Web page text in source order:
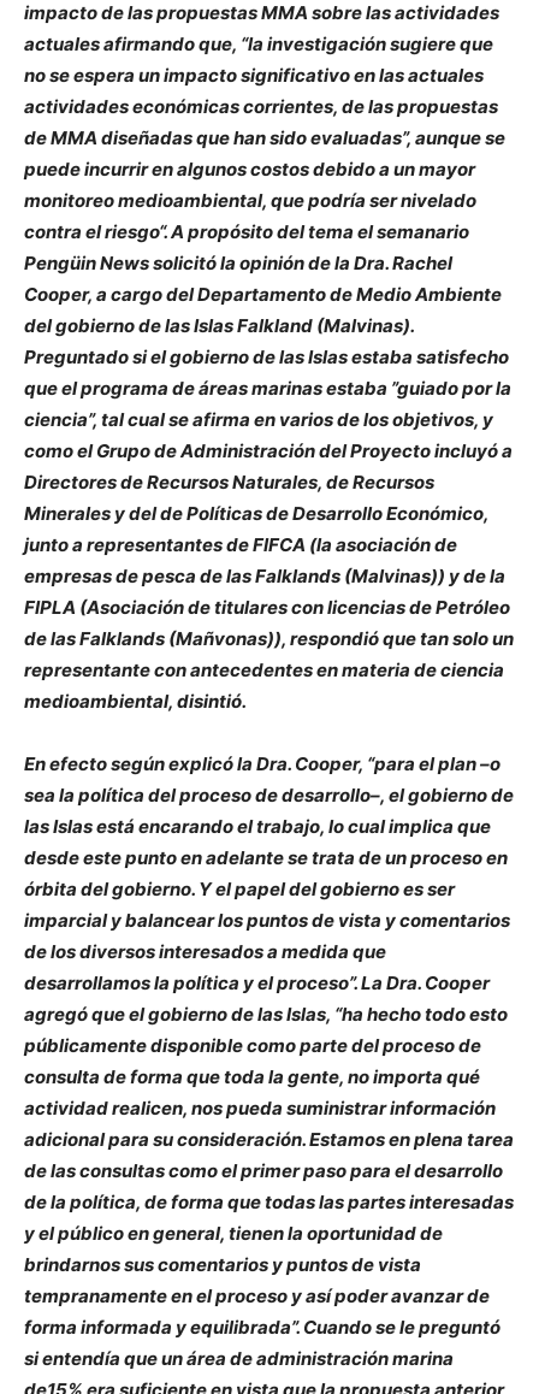
impacto de las propuestas MMA sobre las actividades
actuales afirmando que, “la investigación sugiere que
no se espera un impacto significativo en las actuales
actividades económicas corrientes, de las propuestas
de MMA diseñadas que han sido evaluadas”, aunque se
puede incurrir en algunos costos debido a un mayor
monitoreo medioambiental, que podría ser nivelado
contra el riesgo“. A propósito del tema el semanario
Pengüin News solicitó la opinión de la Dra. Rachel
Cooper, a cargo del Departamento de Medio Ambiente
del gobierno de las Islas Falkland (Malvinas).
Preguntado si el gobierno de las Islas estaba satisfecho
que el programa de áreas marinas estaba ”guiado por la
ciencia”, tal cual se afirma en varios de los objetivos, y
como el Grupo de Administración del Proyecto incluyó a
Directores de Recursos Naturales, de Recursos
Minerales y del de Políticas de Desarrollo Económico,
junto a representantes de FIFCA (la asociación de
empresas de pesca de las Falklands (Malvinas)) y de la
FIPLA (Asociación de titulares con licencias de Petróleo
de las Falklands (Mañvonas)), respondió que tan solo un
representante con antecedentes en materia de ciencia
medioambiental, disintió.
En efecto según explicó la Dra. Cooper, “para el plan –o
sea la política del proceso de desarrollo–, el gobierno de
las Islas está encarando el trabajo, lo cual implica que
desde este punto en adelante se trata de un proceso en
órbita del gobierno. Y el papel del gobierno es ser
imparcial y balancear los puntos de vista y comentarios
de los diversos interesados a medida que
desarrollamos la política y el proceso”. La Dra. Cooper
agregó que el gobierno de las Islas, “ha hecho todo esto
públicamente disponible como parte del proceso de
consulta de forma que toda la gente, no importa qué
actividad realicen, nos pueda suministrar información
adicional para su consideración. Estamos en plena tarea
de las consultas como el primer paso para el desarrollo
de la política, de forma que todas las partes interesadas
y el público en general, tienen la oportunidad de
brindarnos sus comentarios y puntos de vista
tempranamente en el proceso y así poder avanzar de
forma informada y equilibrada”. Cuando se le preguntó
si entendía que un área de administración marina